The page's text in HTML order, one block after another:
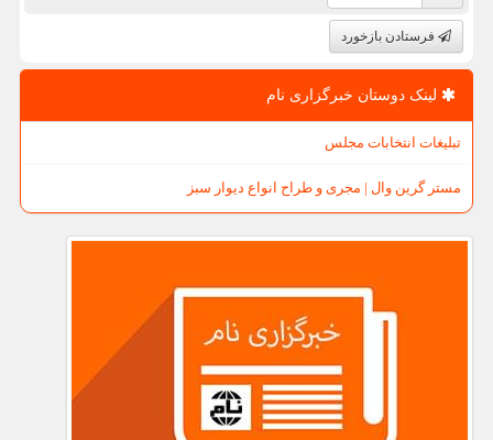
فرستادن بازخورد
لینک دوستان خبرگزاری نام
تبلیغات انتخابات مجلس
مستر گرین وال | مجری و طراح انواع دیوار سبز